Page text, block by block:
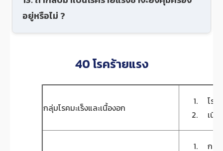
อยู่หรือไม่ ?
40 โรคร้ายแรง
กลุ่มโรคมะเร็งและเนื้องอก
โรค
เนื้อ
กล้า